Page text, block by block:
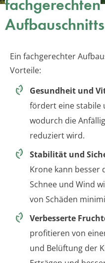
fachgerechten
Aufbauschnitts
Ein fachgerechter
Vorteile:
Gesundheit und
fördert eine stabile
wodurch die
reduziert wird.
Stabilität und
Krone kann besser
Schnee und Wind
von Schäden
Verbesserte
profitieren von
und Belüftung der